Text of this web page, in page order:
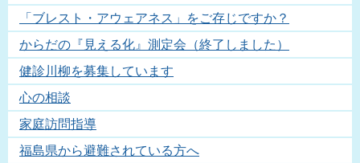
「ブレスト・アウェアネス」をご存じですか？
からだの『見える化』測定会（終了しました）
健診川柳を募集しています
心の相談
家庭訪問指導
福島県から避難されている方へ